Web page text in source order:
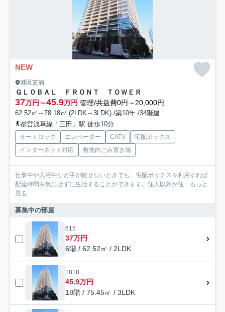
NEW
港区芝浦
ＧＬＯＢＡＬ ＦＲＯＮＴ ＴＯＷＥＲ
37万円～45.9万円 管理/共益費0円～20,000円
62.52㎡～78.18㎡ (2LDK～3LDK) /築10年 /34階建
都営浅草線「三田」駅 徒歩10分
オートロック エレベーター CATV
宅配ボックス
インターネット対応
敷地内ごみ置き場
仕事中や入浴中など手が離せないときでも、宅配ボックスを利用すれば
配達時間を気にせずに生活することができます。住人以外が住... もっと
見る
募集中の部屋
615
37万円
6階 / 62.52㎡ / 2LDK
1818
45.9万円
18階 / 75.45㎡ / 3LDK